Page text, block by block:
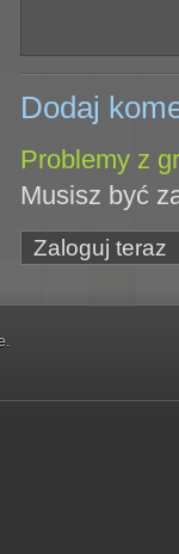
Dodaj
Problemy z
Musisz być
Zaloguj teraz